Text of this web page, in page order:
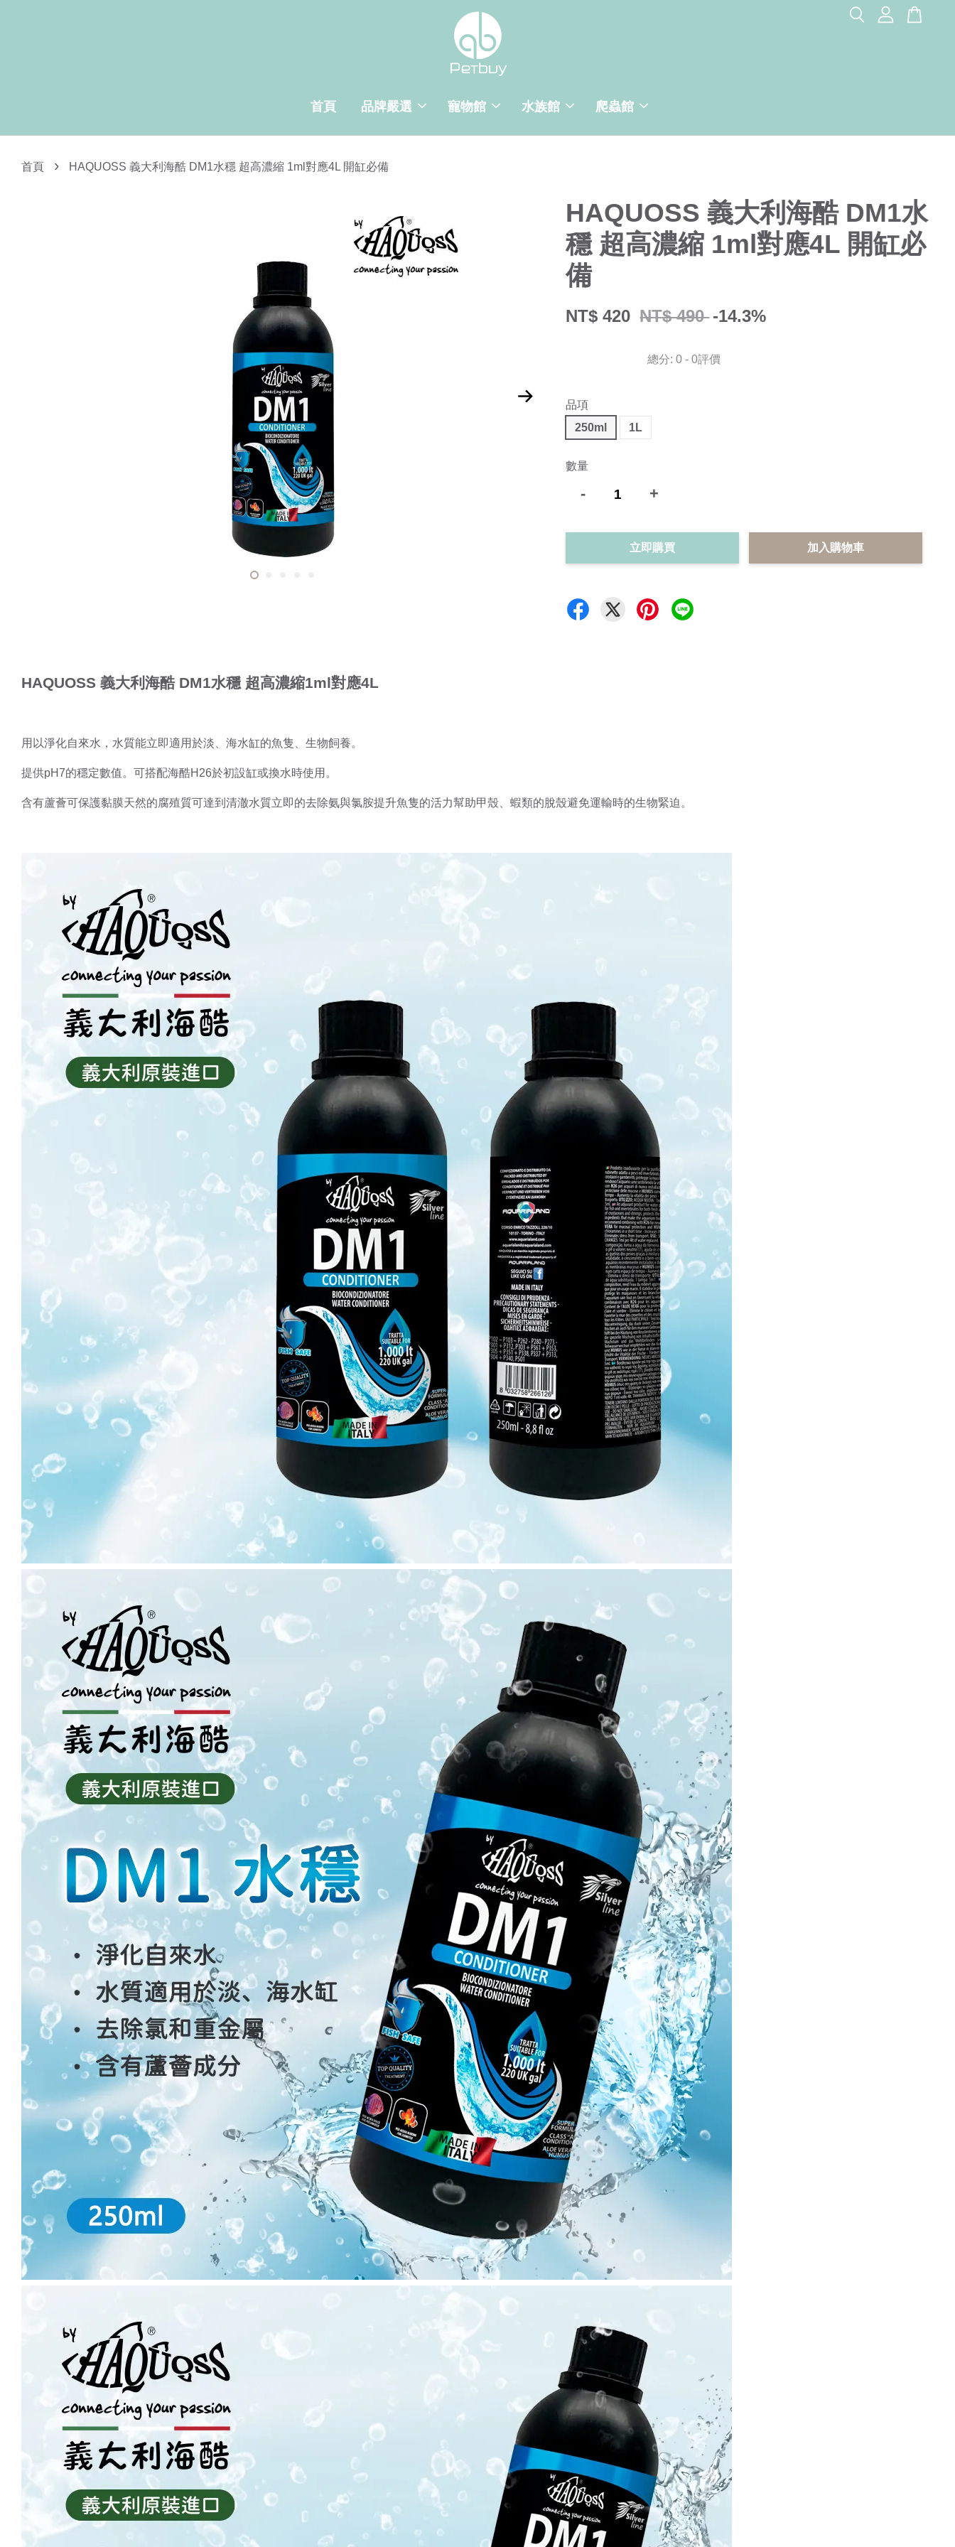
首頁 品牌嚴選 寵物館 水族館 爬蟲館
首頁 › HAQUOSS 義大利海酷 DM1水穩 超高濃縮 1ml對應4L 開缸必備
HAQUOSS 義大利海酷 DM1水
穩 超高濃縮 1ml對應4L 開缸必
備
NT$ 420 NT$ 490 -14.3%
總分:0 -0評價
品項
250ml
1L
數量
- +
立即購買 加入購物車
HAQUOSS 義大利海酷 DM1水穩 超高濃縮1ml對應4L
用以淨化自來水，水質能立即適用於淡、海水缸的魚隻、生物飼養。
提供pH7的穩定數值。可搭配海酷H26於初設缸或換水時使用。
含有蘆薈可保護黏膜天然的腐殖質可達到清澈水質立即的去除氨與氯胺提升魚隻的活力幫助甲殼、蝦類的脫殼避免運輸時的生物緊迫。